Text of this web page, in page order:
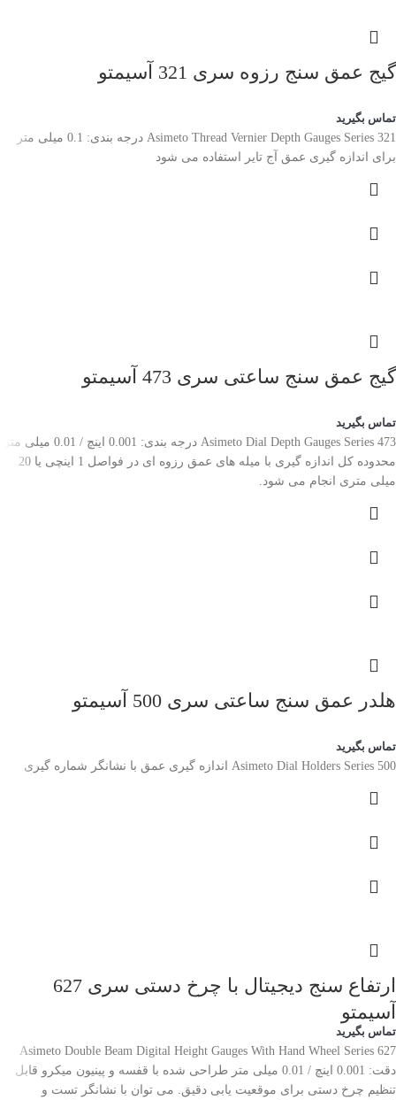
گیج عمق سنج رزوه سری 321 آسیمتو
تماس بگیرید
Asimeto Thread Vernier Depth Gauges Series 321 درجه بندی: 0.1 میلی متر
برای اندازه گیری عمق آج تایر استفاده می شود
گیج عمق سنج ساعتی سری 473 آسیمتو
تماس بگیرید
Asimeto Dial Depth Gauges Series 473 درجه بندی: 0.001 اینچ / 0.01 میلی متر
محدوده کل اندازه گیری با میله های عمق رزوه ای در فواصل 1 اینچی یا 20
میلی متری انجام می شود.
هلدر عمق سنج ساعتی سری 500 آسیمتو
تماس بگیرید
Asimeto Dial Holders Series 500 اندازه گیری عمق با نشانگر شماره گیری
ارتفاع سنج دیجیتال با چرخ دستی سری 627
آسیمتو
تماس بگیرید
Asimeto Double Beam Digital Height Gauges With Hand Wheel Series 627
دقت: 0.001 اینچ / 0.01 میلی متر طراحی شده با قفسه و پینیون میکرو قابل
تنظیم چرخ دستی برای موقعیت یابی دقیق. می توان با نشانگر تست و